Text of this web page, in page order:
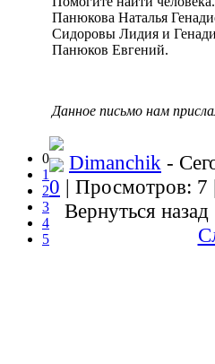
Панюкова Наталья
Сидоровы Лидия и
Панюков Евгений.
Данное письмо нам
0
1
2
3
4
5
Dimanchik -
0 | Просмотров:
Вернуться назад